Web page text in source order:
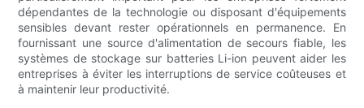
dépendantes de la technologie ou disposant d'équipements
sensibles devant rester opérationnels en permanence. En
fournissant une source d'alimentation de secours fiable, les
systèmes de stockage sur batteries Li-ion peuvent aider les
entreprises à éviter les interruptions de service coûteuses et
à maintenir leur productivité.